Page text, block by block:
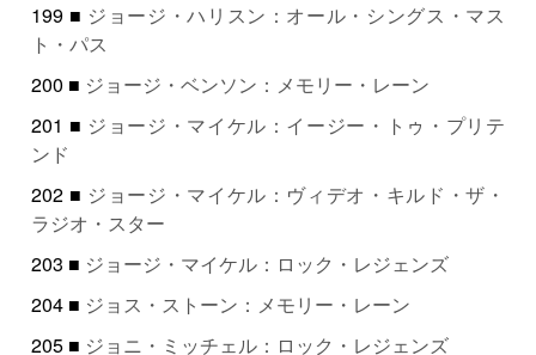
199 ■ ジョージ・ハリスン：オール・シングス・マス
ト・パス
200 ■ ジョージ・ベンソン：メモリー・レーン
201 ■ ジョージ・マイケル：イージー・トゥ・プリテ
ンド
202 ■ ジョージ・マイケル：ヴィデオ・キルド・ザ・
ラジオ・スター
203 ■ ジョージ・マイケル：ロック・レジェンズ
204 ■ ジョス・ストーン：メモリー・レーン
205 ■ ジョニ・ミッチェル：ロック・レジェンズ